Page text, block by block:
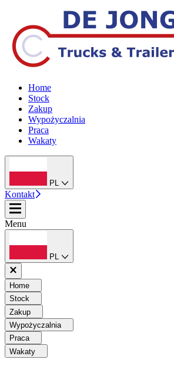
Home
Stock
Zakup
Wypożyczalnia
Praca
Wakaty
PL
Kontakt
Menu
PL
Home
Stock
Zakup
Wypożyczalnia
Praca
Wakaty